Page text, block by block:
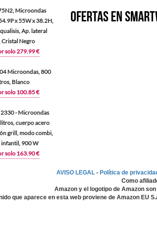
Microondas
x 55W x 38.2H,
Ap. lateral
Negro
solo 279.99 €
Microondas, 800
Blanco
solo 100.85 €
- Microondas
cuerpo acero
grill, modo combi,
900 W
solo 163.90 €
Ofertas en
AVISO LEGAL - Política de
Como
Amazon y el logotipo de Amazon
que aparece en esta web proviene de Amazon EU